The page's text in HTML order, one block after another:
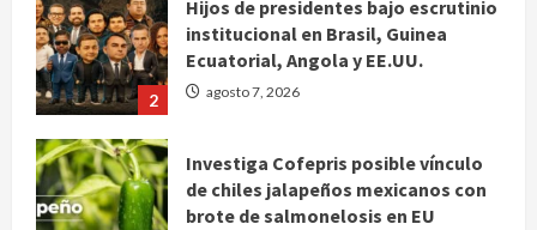
3
Investiga Cofepris posible vínculo
de chiles jalapeños mexicanos con
brote de salmonelosis en EU
agosto 7, 2026
Ángela Buitrago señala videos
ocultados en el caso Ayotzinapa